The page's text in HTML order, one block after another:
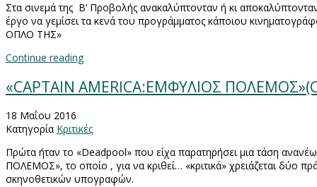
Στα σινεμά της Β’ Προβολής ανακαλύπτονταν ή κι
έργο να γεμίσει τα κενά του προγράμματος κάποιου
ΟΠΛΟ ΤΗΣ»
Continue reading
«CAPTAIN AMERICA:ΕΜΦΥΛΙΟΣ
18 Μαΐου 2016
Κατηγορία Κριτικές
Πρώτα ήταν το «Deadpool» που είχα παρατηρήσει μια τάση
ΠΟΛΕΜΟΣ», το οποίο , για να κριθεί… «κριτικά» χρειάζεται δύο
σκηνοθετικών υπογραφών.